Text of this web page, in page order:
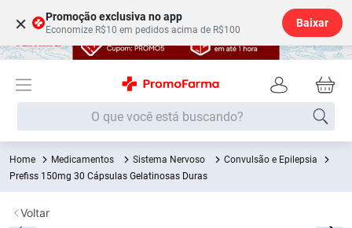
× Promoção exclusiva no app
Economize R$10 em pedidos acima de R$100
Baixar
O que você está buscando?
Medicamentos Sistema Nervoso
Convulsão e Epilepsia
Prefiss 150mg 30 Cápsulas Gelatinosas Duras
Voltar
Termos mais buscados
1º Fralda
2